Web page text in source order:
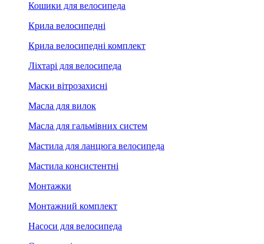
Кошики для велосипеда
Крила велосипедні
Крила велосипедні комплект
Ліхтарі для велосипеда
Маски вітрозахисні
Масла для вилок
Масла для гальмівних систем
Мастила для ланцюга велосипеда
Мастила консистентні
Монтажки
Монтажний комплект
Насоси для велосипеда